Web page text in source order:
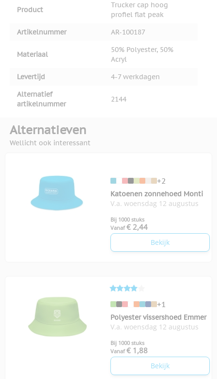
Product
Trucker cap hoog
profiel flat peak
Artikelnummer
AR-100187
Materiaal
50% Polyester, 50%
Acryl
Levertijd
4-7 werkdagen
Alternatief
artikelnummer
2144
Alternatieven
Wellicht ook interessant
+2
Katoenen zonnehoed Monti
V.a. woensdag 12 augustus
Bij 1000 stuks
Vanaf € 2,44
Bekijk
+1
Polyester vissershoed Emmer
V.a. woensdag 12 augustus
Bij 1000 stuks
Vanaf € 1,88
Bekijk